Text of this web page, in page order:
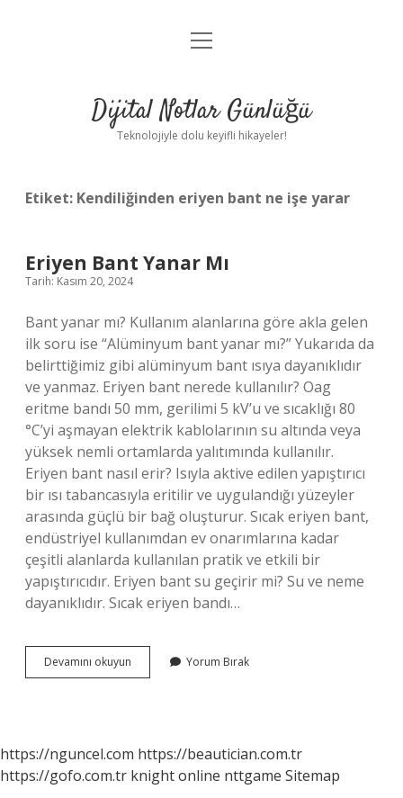
Anasayfa
Yasal Uyarı
menüyü
Dijital Notlar Günlüğü
Teknolojiyle dolu keyifli hikayeler!
Etiket: Kendiliğinden eriyen bant ne işe yarar
Eriyen Bant Yanar Mı
Tarih: Kasım 20, 2024
Bant yanar mı? Kullanım alanlarına göre akla gelen
ilk soru ise “Alüminyum bant yanar mı?” Yukarıda da
belirttiğimiz gibi alüminyum bant ısıya dayanıklıdır
ve yanmaz. Eriyen bant nerede kullanılır? Oag
eritme bandı 50 mm, gerilimi 5 kV’u ve sıcaklığı 80
°C’yi aşmayan elektrik kablolarının su altında veya
yüksek nemli ortamlarda yalıtımında kullanılır.
Eriyen bant nasıl erir? Isıyla aktive edilen yapıştırıcı
bir ısı tabancasıyla eritilir ve uygulandığı yüzeyler
arasında güçlü bir bağ oluşturur. Sıcak eriyen bant,
endüstriyel kullanımdan ev onarımlarına kadar
çeşitli alanlarda kullanılan pratik ve etkili bir
yapıştırıcıdır. Eriyen bant su geçirir mi? Su ve neme
dayanıklıdır. Sıcak eriyen bandı…
Devamını okuyun
Bant
Yorum Bırak
https://nguncel.com https://beautician.com.tr
https://gofo.com.tr knight online nttgame Sitemap